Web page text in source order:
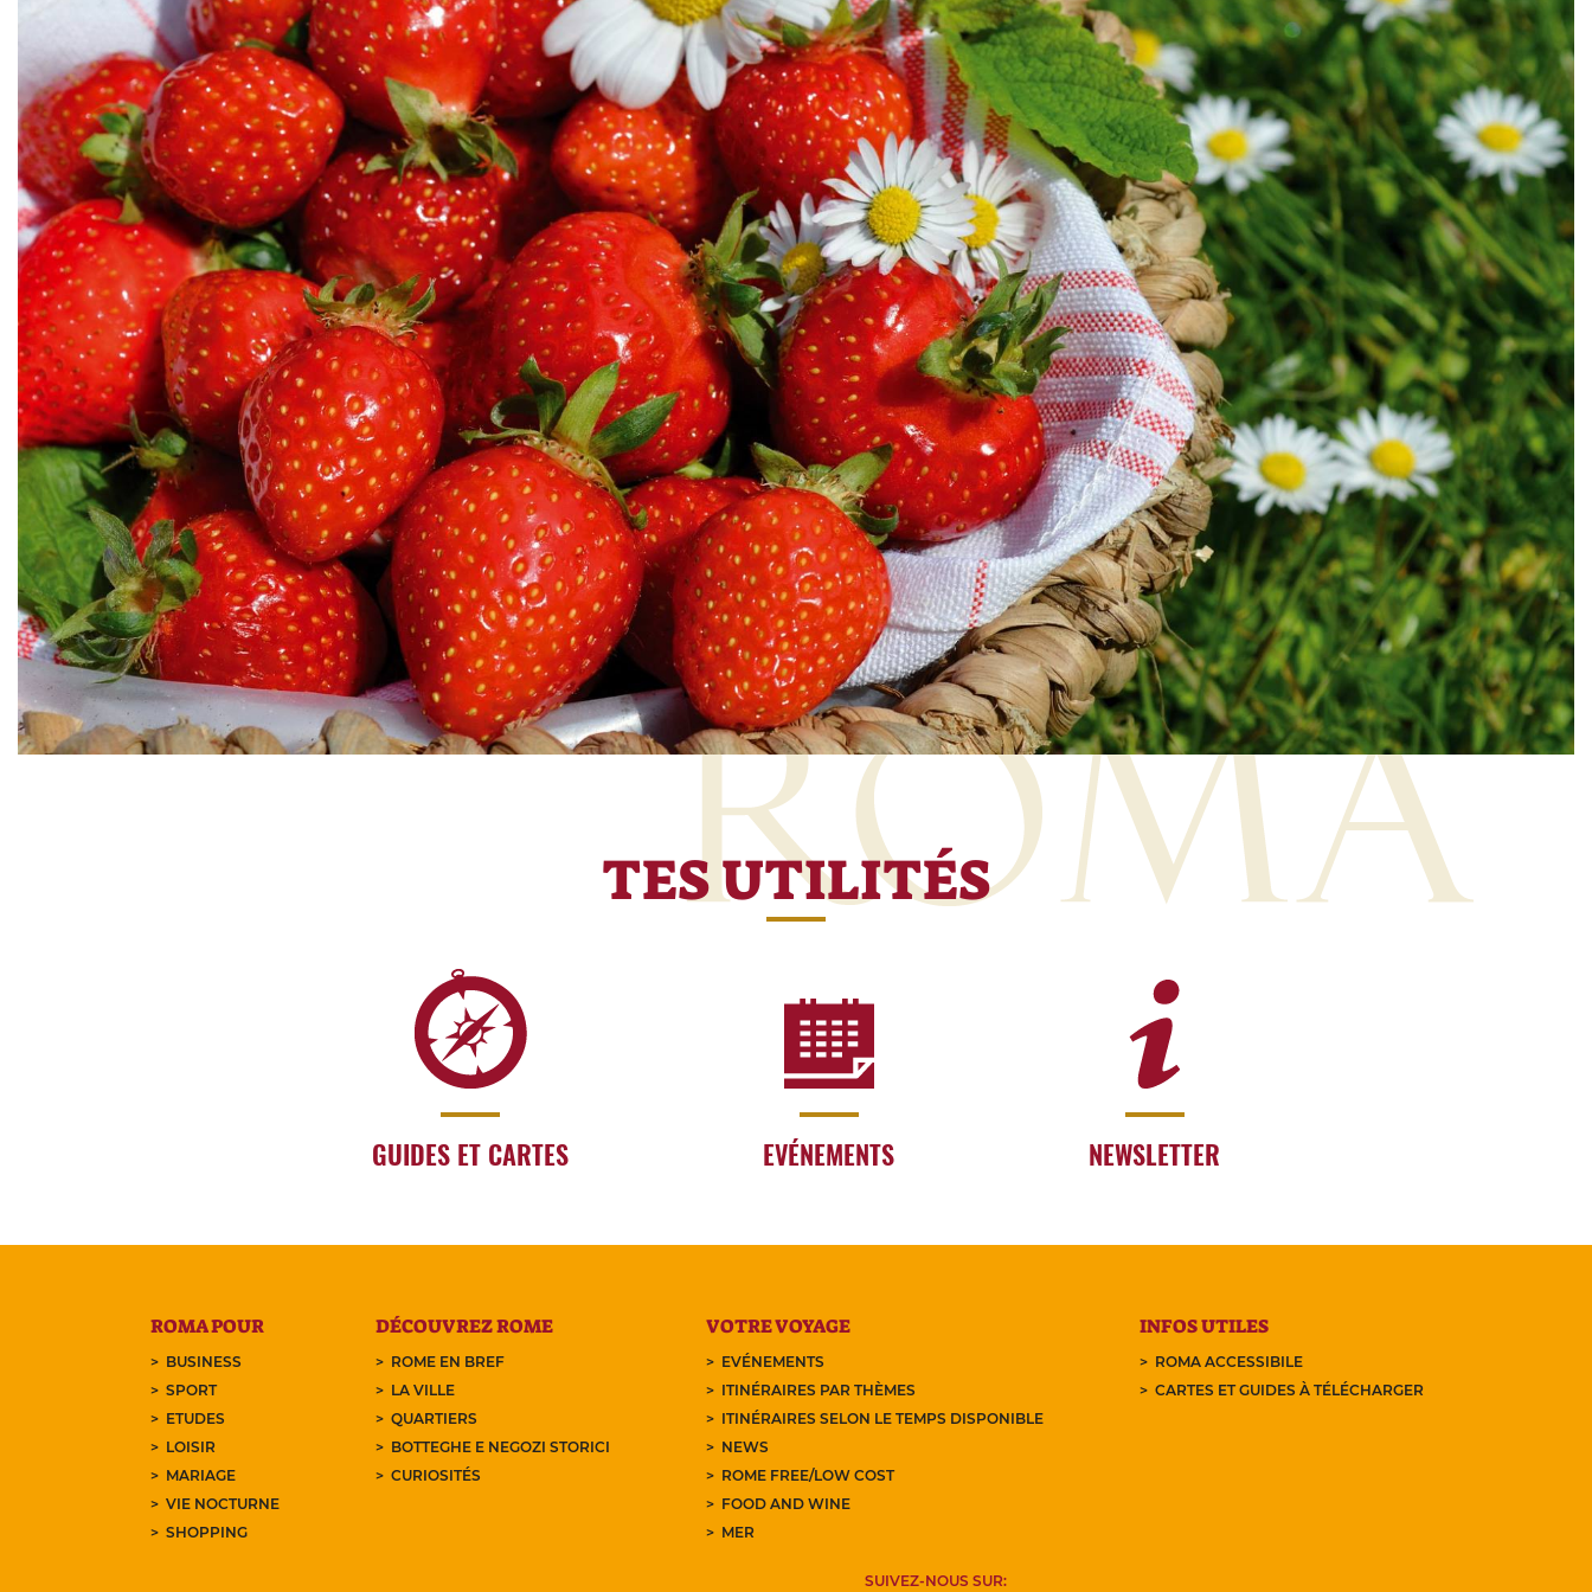
TES UTILITÉS
GUIDES ET CARTES EVÉNEMENTS NEWSLETTER
ROMA POUR
BUSINESS
SPORT
ETUDES
LOISIR
MARIAGE
VIE NOCTURNE
SHOPPING
DÉCOUVREZ ROME
ROME EN BREF
LA VILLE
QUARTIERS
BOTTEGHE E NEGOZI STORICI
CURIOSITÉS
VOTRE VOYAGE
EVÉNEMENTS
ITINÉRAIRES PAR THÈMES
ITINÉRAIRES SELON LE TEMPS DISPONIBLE
NEWS
ROME FREE/LOW COST
FOOD AND WINE
MER
INFOS UTILES
ROMA ACCESSIBILE
CARTES ET GUIDES À TÉLÉCHARGER
SUIVEZ-NOUS SUR: